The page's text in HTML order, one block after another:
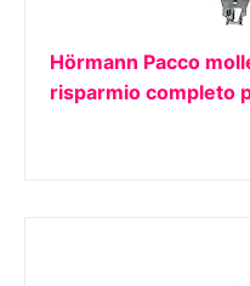
Hörmann Pacco
risparmio completo